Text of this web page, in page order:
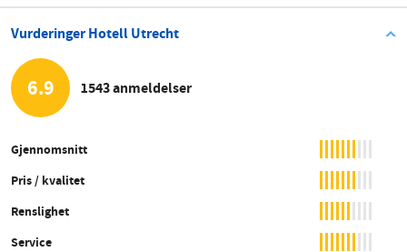
Vurderinger Hotell Utrecht
6.9 1543 anmeldelser
Gjennomsnitt
Pris / kvalitet
Renslighet
Service